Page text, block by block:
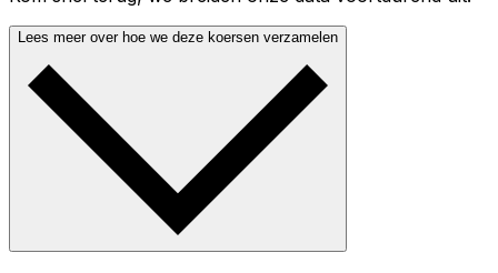
Lees meer over hoe we deze koersen verzamelen